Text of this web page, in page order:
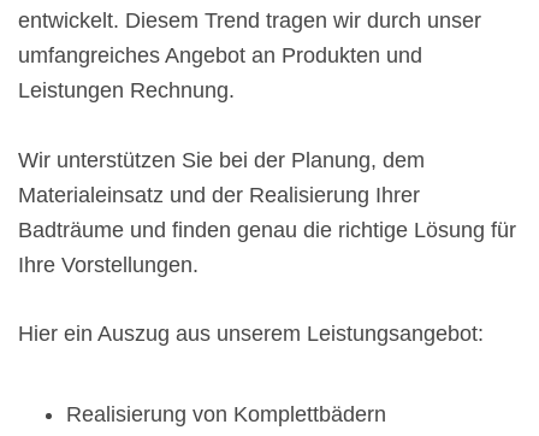
entwickelt. Diesem Trend tragen wir durch unser
umfangreiches Angebot an Produkten und
Leistungen Rechnung.
Wir unterstützen Sie bei der Planung, dem
Materialeinsatz und der Realisierung Ihrer
Badträume und finden genau die richtige Lösung für
Ihre Vorstellungen.
Hier ein Auszug aus unserem Leistungsangebot:
Realisierung von Komplettbädern